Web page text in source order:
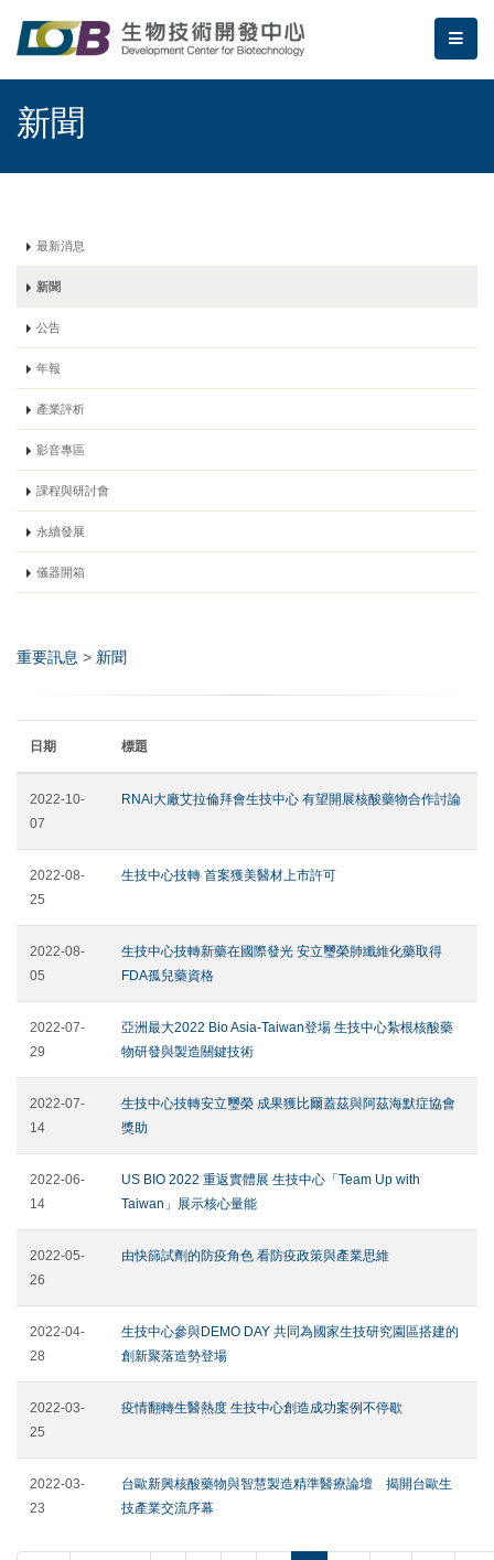
生物技術開發中心 | 新聞
新聞
最新消息
新聞
公告
年報
產業評析
影音專區
課程與研討會
永續發展
儀器開箱
重要訊息 > 新聞
日期 標題
2022-10-
07
RNAi大廠艾拉倫拜會生技中心 有望開展核酸藥物合作討論
2022-08-
25
生技中心技轉 首案獲美醫材上市許可
2022-08-
05
生技中心技轉新藥在國際發光 安立璽榮肺纖維化藥取得
FDA孤兒藥資格
2022-07-
29
亞洲最大2022 Bio Asia-Taiwan登場 生技中心紮根核酸藥
物研發與製造關鍵技術
2022-07-
14
生技中心技轉安立璽榮 成果獲比爾蓋茲與阿茲海默症協會
獎助
2022-06-
14
US BIO 2022 重返實體展 生技中心「Team Up with
Taiwan」展示核心量能
2022-05-
26
由快篩試劑的防疫角色 看防疫政策與產業思維
2022-04-
28
生技中心參與DEMO DAY 共同為國家生技研究園區搭建的
創新聚落造勢登場
2022-03-
25
疫情翻轉生醫熱度 生技中心創造成功案例不停歇
2022-03-
23
台歐新興核酸藥物與智慧製造精準醫療論壇 揭開台歐生
技產業交流序幕